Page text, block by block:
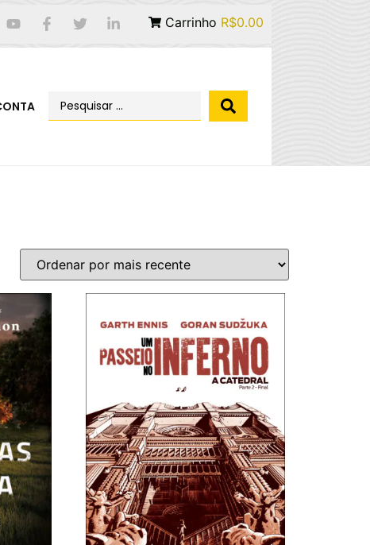
Carrinho R$0.00